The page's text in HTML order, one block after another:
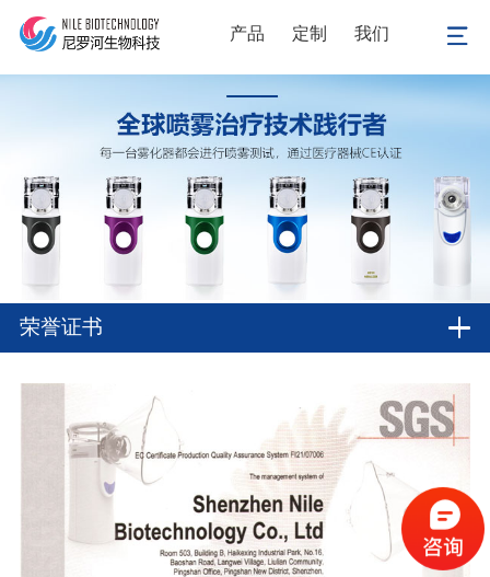
产品 定制 我们
荣誉证书